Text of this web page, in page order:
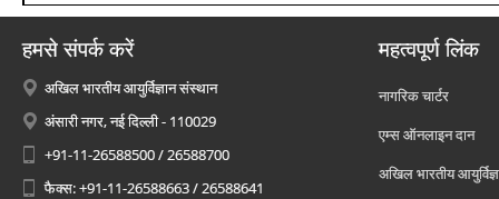
हमसे संपर्क करें
अखिल भारतीय आयुर्विज्ञान संस्थान
अंसारी नगर, नई दिल्ली - 110029
+91-11-26588500 / 26588700
फैक्स: +91-11-26588663 / 26588641
महत्वपूर्ण लिंक
नागरिक चार्टर
एम्स ऑनलाइन दान
अखिल भारतीय